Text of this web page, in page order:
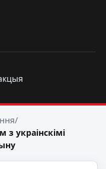
/
з украінскімі